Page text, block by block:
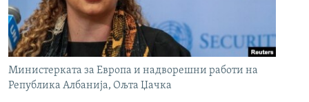
РСЕ веб страници
Министерката за Европа и надворешни работи на
Република Албанија, Ољта Џачка